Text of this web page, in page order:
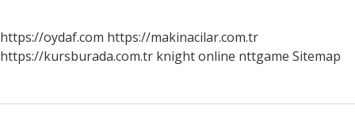
https://oydaf.com https://makinacilar.com.tr
https://kursburada.com.tr knight online nttgame Sitemap